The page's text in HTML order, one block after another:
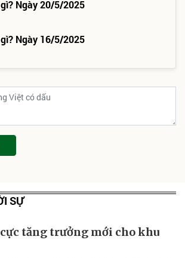
Ngày 20/5/2025
Ngày 16/5/2025
SỰ
tăng trưởng mới cho khu